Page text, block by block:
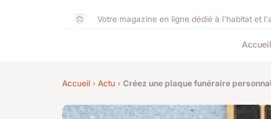
Votre magazine en ligne dédié à l'habitat et
Accueil
Accueil › Actu › Créez une plaque funéraire